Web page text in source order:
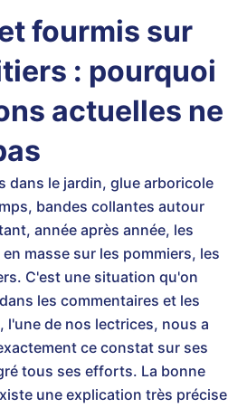
fourmis sur
: pourquoi
actuelles ne
dans le jardin, glue arboricole
bandes collantes autour
année après année, les
masse sur les pommiers, les
C'est une situation qu'on
les commentaires et les
l'une de nos lectrices, nous a
ce constat sur ses
tous ses efforts. La bonne
une explication très précise